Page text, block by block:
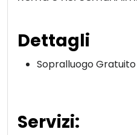
Dettagli
Sopralluogo Gratuito
Servizi: